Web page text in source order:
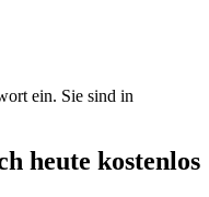
ein. Sie sind in
heute kostenlos